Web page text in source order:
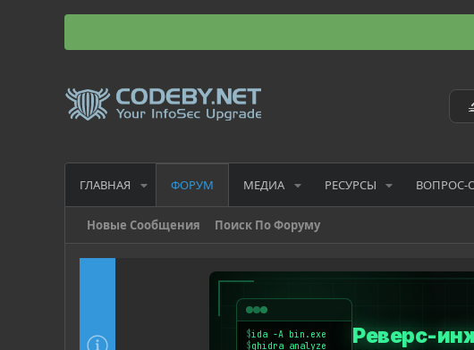
ГЛАВНАЯ ФОРУМ МЕДИА РЕСУРСЫ ВОПРОС-
Новые Сообщения Поиск По Форуму